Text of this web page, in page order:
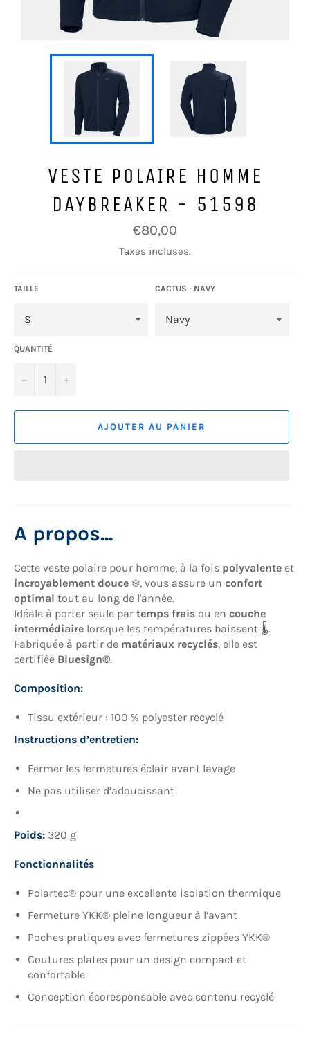
VESTE POLAIRE HOMME
DAYBREAKER - 51598
Prix
régulier
€80,00
Taxes incluses.
TAILLE CACTUS - NAVY
QUANTITÉ
− +
AJOUTER AU PANIER
A propos...
Cette veste polaire pour homme, à la fois polyvalente et
incroyablement douce ❄️, vous assure un confort
optimal tout au long de l'année.
Idéale à porter seule par temps frais ou en couche
intermédiaire lorsque les températures baissent 🌡️.
Fabriquée à partir de matériaux recyclés, elle est
certifiée Bluesign®.
Composition:
Tissu extérieur : 100 % polyester recyclé
Instructions d’entretien:
Fermer les fermetures éclair avant lavage
Ne pas utiliser d’adoucissant
Poids: 320 g
Fonctionnalités
Polartec® pour une excellente isolation thermique
Fermeture YKK® pleine longueur à l’avant
Poches pratiques avec fermetures zippées YKK®
Coutures plates pour un design compact et
confortable
Conception écoresponsable avec contenu recyclé